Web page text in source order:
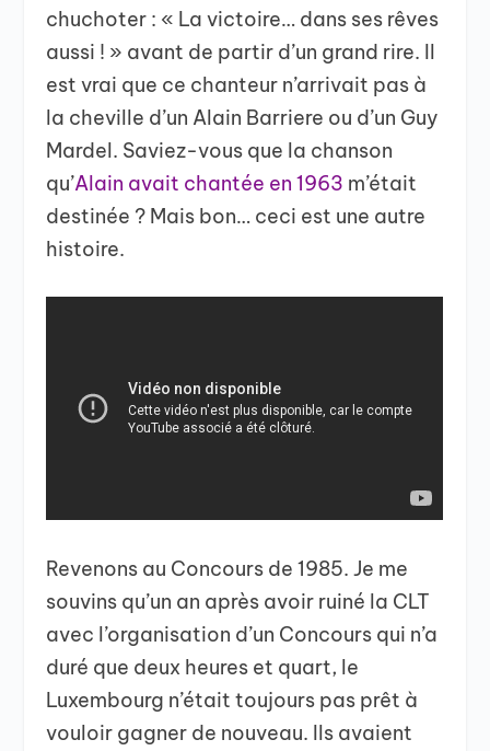
chuchoter : « La victoire… dans ses rêves
aussi ! » avant de partir d’un grand rire. Il
est vrai que ce chanteur n’arrivait pas à
la cheville d’un Alain Barriere ou d’un Guy
Mardel. Saviez-vous que la chanson
qu’Alain avait chantée en 1963 m’était
destinée ? Mais bon… ceci est une autre
histoire.
Revenons au Concours de 1985. Je me
souvins qu’un an après avoir ruiné la CLT
avec l’organisation d’un Concours qui n’a
duré que deux heures et quart, le
Luxembourg n’était toujours pas prêt à
vouloir gagner de nouveau. Ils avaient